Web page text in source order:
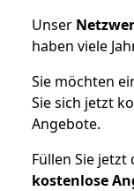
Unser
haben viele
Sie möchten
Sie sich jetzt
Angebote.
Füllen Sie
kostenlose